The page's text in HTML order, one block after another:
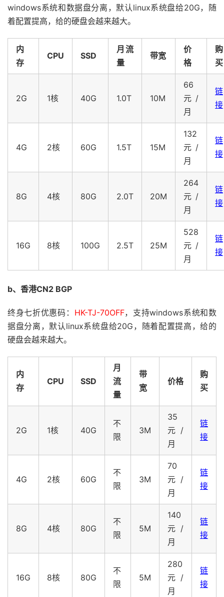
windows系统和数据盘分离，默认linux系统盘给20G，随
着配置提高，给的硬盘会越来越大。
内
存
CPU SSD
月流
量
带宽
价
格
购
买
2G 1核 40G 1.0T 10M
66
元/
月
链
接
4G 2核 60G 1.5T 15M
132
元/
月
链
接
8G 4核 80G 2.0T 20M
264
元/
月
链
接
16G 8核 100G 2.5T 25M
528
元/
月
链
接
b、香港CN2 BGP
终身七折优惠码： HK-TJ-70OFF，支持windows系统和数
据盘分离，默认linux系统盘给20G，随着配置提高，给的
硬盘会越来越大。
内
存
CPU SSD
月
流
量
带
宽
价格
购
买
2G 1核 40G
不
限
3M
35
元/
月
链
接
4G 2核 60G
不
限
3M
70
元/
月
链
接
8G 4核 80G
不
限
5M
140
元/
月
链
接
16G 8核 80G
不
限
5M
280
元/
月
链
接